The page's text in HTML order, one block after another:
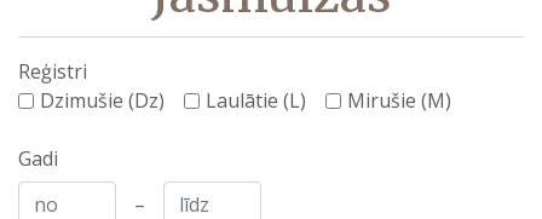
Reģistri
Dzimušie (Dz)
Laulātie (L) Mirušie (M)
Gadi
–